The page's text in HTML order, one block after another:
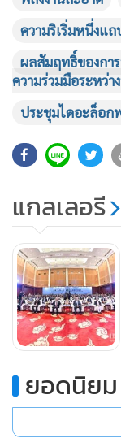
“พรรคคอมมิวนิสต์
ประเทศที่เข้าร่วม
เจี้ยนเชา กล่าว แล
ความร่วมมือที่สำคั
ร่วมมือที่เป็นมิตรต่
“เส้นทางสายไหมสี
ทางสายไหมที่สะอาด”
ในทิศทางใหม่ของค
อันดับแรก และจะ
ความริเริ่มหนึ่งแ
ผลสัมฤทธิ์ของกา
ความร่วมมือระหว่า
ประชุมไดอะล็อก
แกลเลอรี
ยอดนิยม